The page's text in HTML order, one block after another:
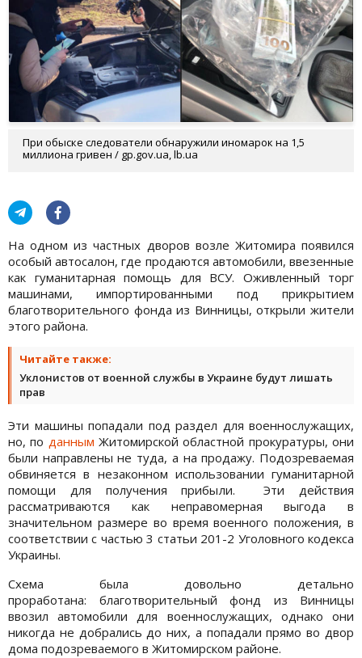
При обыске следователи обнаружили иномарок на 1,5
миллиона гривен / gp.gov.ua, lb.ua
На одном из частных дворов возле Житомира появился
особый автосалон, где продаются автомобили, ввезенные
как гуманитарная помощь для ВСУ. Оживленный торг
машинами, импортированными под прикрытием
благотворительного фонда из Винницы, открыли жители
этого района.
Читайте также:
Уклонистов от военной службы в Украине будут лишать
прав
Эти машины попадали под раздел для военнослужащих,
но, по данным Житомирской областной прокуратуры, они
были направлены не туда, а на продажу. Подозреваемая
обвиняется в незаконном использовании гуманитарной
помощи для получения прибыли. Эти действия
рассматриваются как неправомерная выгода в
значительном размере во время военного положения, в
соответствии с частью 3 статьи 201-2 Уголовного кодекса
Украины.
Схема была довольно детально
проработана: благотворительный фонд из Винницы
ввозил автомобили для военнослужащих, однако они
никогда не добрались до них, а попадали прямо во двор
дома подозреваемого в Житомирском районе.